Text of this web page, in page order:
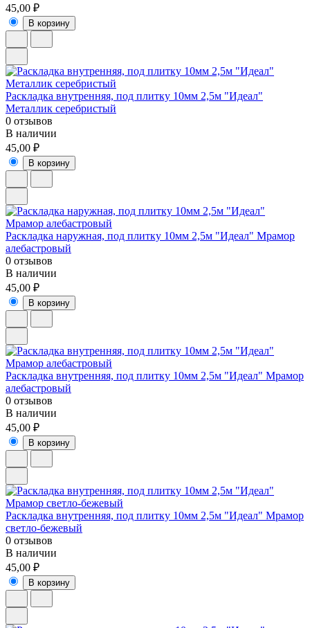
45,00 ₽
В корзину
Раскладка внутренняя, под плитку 10мм 2,5м "Идеал"
Металлик серебристый
0 отзывов
В наличии
45,00 ₽
В корзину
Раскладка наружная, под плитку 10мм 2,5м "Идеал" Мрамор
алебастровый
0 отзывов
В наличии
45,00 ₽
В корзину
Раскладка внутренняя, под плитку 10мм 2,5м "Идеал" Мрамор
алебастровый
0 отзывов
В наличии
45,00 ₽
В корзину
Раскладка внутренняя, под плитку 10мм 2,5м "Идеал" Мрамор
светло-бежевый
0 отзывов
В наличии
45,00 ₽
В корзину